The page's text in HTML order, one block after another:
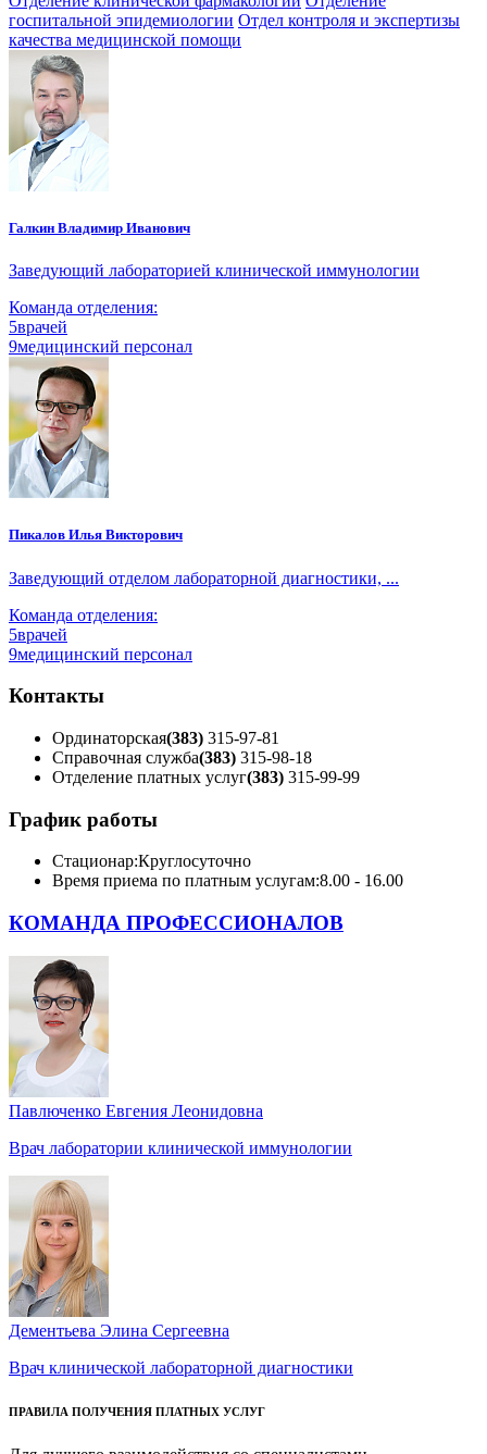
госпитальной эпидемиологии Отдел контроля и экспертизы
качества медицинской помощи
Галкин Владимир Иванович
Заведующий лабораторией клинической иммунологии
Команда отделения:
5врачей
9медицинский персонал
Пикалов Илья Викторович
Заведующий отделом лабораторной диагностики, ...
Команда отделения:
5врачей
9медицинский персонал
Контакты
Ординаторская(383) 315-97-81
Справочная служба(383) 315-98-18
Отделение платных услуг(383) 315-99-99
График работы
Стационар:Круглосуточно
Время приема по платным услугам:8.00 - 16.00
КОМАНДА ПРОФЕССИОНАЛОВ
Павлюченко Евгения Леонидовна
Врач лаборатории клинической иммунологии
Дементьева Элина Сергеевна
Врач клинической лабораторной диагностики
ПРАВИЛА ПОЛУЧЕНИЯ ПЛАТНЫХ УСЛУГ